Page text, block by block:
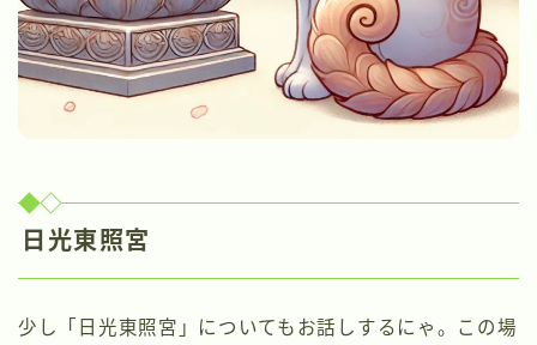
日光東照宮
少し「日光東照宮」についてもお話しするにゃ。この場